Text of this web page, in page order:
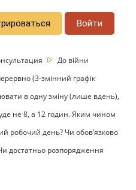
Войти
До війни
(3-змінний графік
в одну зміну (лише вдень),
не 8, а 12 годин. Яким чином
робочий день? Чи обов’язково
достатньо розпорядження